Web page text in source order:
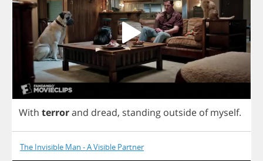
With terrorand dread, standing outside of myself.
The Invisible Man - A Visible Partner